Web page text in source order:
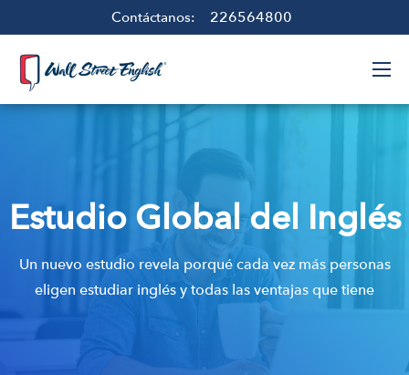
Contáctanos: 226564800
Estudio Global del Inglés
Un nuevo estudio revela porqué cada vez más personas
eligen estudiar inglés y todas las ventajas que tiene